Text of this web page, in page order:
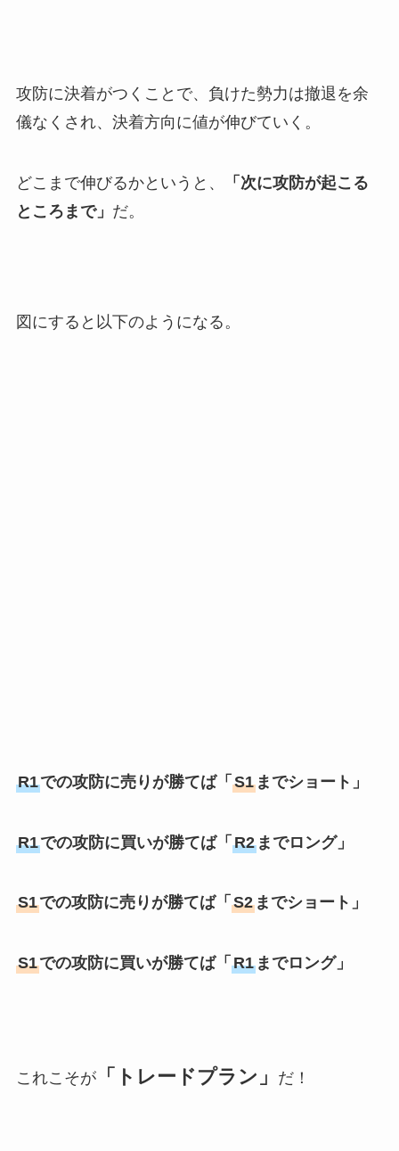
攻防に決着がつくことで、負けた勢力は撤退を余
儀なくされ、決着方向に値が伸びていく。
どこまで伸びるかというと、
「次に攻防が起こる
ところまで」 だ。
図にすると以下のようになる。
R1での攻防に売りが勝てば「 S1までショート」
R1での攻防に買いが勝てば「 R2までロング」
S1での攻防に売りが勝てば「 S2までショート」
S1での攻防に買いが勝てば「 R1までロング」
これこそが「トレードプラン」 だ！